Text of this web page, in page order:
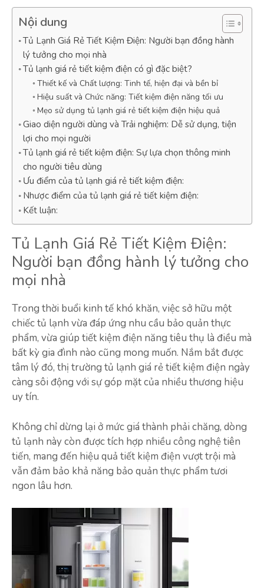
Nội dung
Tủ Lạnh Giá Rẻ Tiết Kiệm Điện: Người bạn đồng hành
lý tưởng cho mọi nhà
Tủ lạnh giá rẻ tiết kiệm điện có gì đặc biệt?
Thiết kế và Chất lượng: Tinh tế, hiện đại và bền bỉ
Hiệu suất và Chức năng: Tiết kiệm điện năng tối ưu
Mẹo sử dụng tủ lạnh giá rẻ tiết kiệm điện hiệu quả
Giao diện người dùng và Trải nghiệm: Dễ sử dụng, tiện
lợi cho mọi người
Tủ lạnh giá rẻ tiết kiệm điện: Sự lựa chọn thông minh
cho người tiêu dùng
Ưu điểm của tủ lạnh giá rẻ tiết kiệm điện:
Nhược điểm của tủ lạnh giá rẻ tiết kiệm điện:
Kết luận:
Tủ Lạnh Giá Rẻ Tiết Kiệm Điện:
Người bạn đồng hành lý tưởng cho
mọi nhà
Trong thời buổi kinh tế khó khăn, việc sở hữu một
chiếc tủ lạnh vừa đáp ứng nhu cầu bảo quản thực
phẩm, vừa giúp tiết kiệm điện năng tiêu thụ là điều mà
bất kỳ gia đình nào cũng mong muốn. Nắm bắt được
tâm lý đó, thị trường tủ lạnh giá rẻ tiết kiệm điện ngày
càng sôi động với sự góp mặt của nhiều thương hiệu
uy tín.
Không chỉ dừng lại ở mức giá thành phải chăng, dòng
tủ lạnh này còn được tích hợp nhiều công nghệ tiên
tiến, mang đến hiệu quả tiết kiệm điện vượt trội mà
vẫn đảm bảo khả năng bảo quản thực phẩm tươi
ngon lâu hơn.